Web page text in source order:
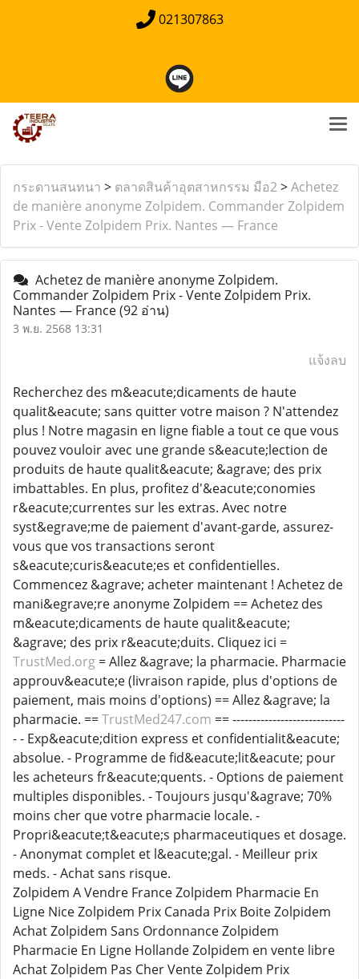
021307863
กระดานสนทนา > ตลาดสินค้าอุตสาหกรรม มือ2>Achetez
de manière anonyme Zolpidem. Commander Zolpidem
Prix - Vente Zolpidem Prix. Nantes — France
Achetez de manière anonyme Zolpidem.
Commander Zolpidem Prix - Vente Zolpidem Prix.
Nantes — France(92 อ่าน)
3 พ.ย. 2568 13:31
แจ้งลบ
Recherchez des m&eacute;dicaments de haute
qualit&eacute; sans quitter votre maison ? N'attendez
plus ! Notre magasin en ligne fiable a tout ce que vous
pouvez vouloir avec une grande s&eacute;lection de
produits de haute qualit&eacute; &agrave; des prix
imbattables. En plus, profitez d'&eacute;conomies
r&eacute;currentes sur les extras. Avec notre
syst&egrave;me de paiement d'avant-garde, assurez-
vous que vos transactions seront
s&eacute;curis&eacute;es et confidentielles.
Commencez &agrave; acheter maintenant ! Achetez de
mani&egrave;re anonyme Zolpidem == Achetez des
m&eacute;dicaments de haute qualit&eacute;
&agrave; des prix r&eacute;duits. Cliquez ici =
TrustMed.org = Allez &agrave; la pharmacie. Pharmacie
approuv&eacute;e (livraison rapide, plus d'options de
paiement, mais moins d'options) == Allez &agrave; la
pharmacie. ==TrustMed247.com == ----------------------------
- - Exp&eacute;dition express et confidentialit&eacute;
absolue. - Programme de fid&eacute;lit&eacute; pour
les acheteurs fr&eacute;quents. - Options de paiement
multiples disponibles. - Toujours jusqu'&agrave; 70%
moins cher que votre pharmacie locale. -
Propri&eacute;t&eacute;s pharmaceutiques et dosage.
- Anonymat complet et l&eacute;gal. - Meilleur prix
meds. - Achat sans risque.
Zolpidem A Vendre France Zolpidem Pharmacie En
Ligne Nice Zolpidem Prix Canada Prix Boite Zolpidem
Achat Zolpidem Sans Ordonnance Zolpidem
Pharmacie En Ligne Hollande Zolpidem en vente libre
Achat Zolpidem Pas Cher Vente Zolpidem Prix